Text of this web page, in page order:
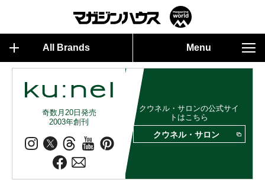
All Brands Menu
奇数月20日発売
2003年創刊
クウネル・サロンの公式サイ
トはこちら
クウネル・サロン